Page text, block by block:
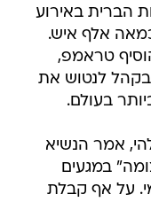
הברית באירוע
אלף איש.
טראמפ,
לנטוש את
בעולם.
אמר הנשיא
במגעים
על אף קבלת